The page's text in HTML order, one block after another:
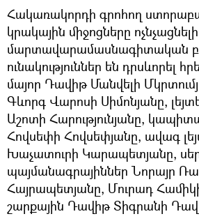
Հակառակորդի գրոհող
կրակային միջոցները
մարտավարամասնագիտական
ունակություններ են դրսևորել
մայոր Դավիթ Մանվելի
Գևորգ Վարոսի Սիմոնյանը,
Աշոտի Հարությունյանը,
Հովսեփի Հովսեփյանը, ավագ
Խաչատուրի Կարապետյանը,
պայմանագրայիններ Նորայր
Հայրապետյանը, Մուրադ
շարքային Դավիթ Տիգրանի